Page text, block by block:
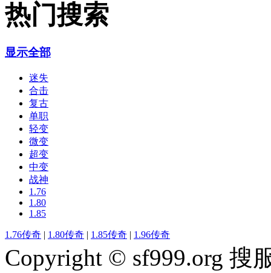
热门搜索
显示全部
迷失
合击
复古
单职
轻变
微变
超变
中变
战神
1.76
1.80
1.85
1.76传奇 | 1.80传奇 | 1.85传奇 | 1.96传奇
Copyright © sf999.org 搜